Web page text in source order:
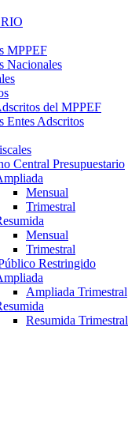
MPPEF
Nacionales
del MPPEF
Entes Adscritos
Central Presupuestario
Mensual
Trimestral
Mensual
Trimestral
Restringido
Ampliada Trimestral
Resumida Trimestral